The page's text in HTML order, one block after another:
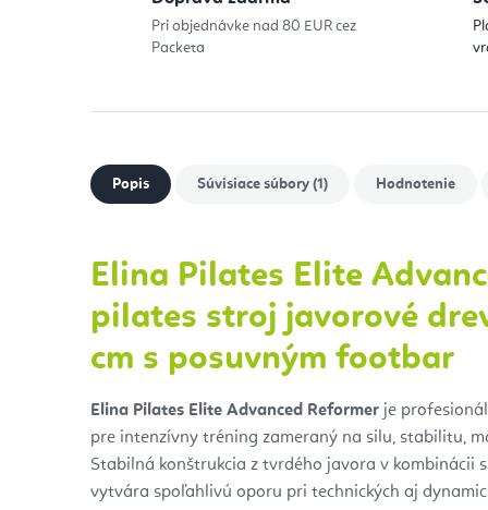
Pri objednávke nad 80 EUR cez
Packeta
Popis Súvisiace súbory (1) Hodnotenie
Elina Pilates Elite
pilates stroj javorové
cm s posuvným footbar
Elina Pilates Elite Advanced Reformer je
pre intenzívny tréning zameraný na silu, stabilitu,
Stabilná konštrukcia z tvrdého javora v kombinácii
vytvára spoľahlivú oporu pri technických aj